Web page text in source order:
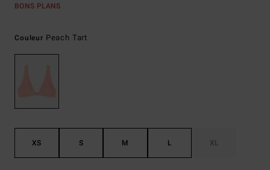
BONS PLANS
Couleur Peach Tart
XS S M L XL